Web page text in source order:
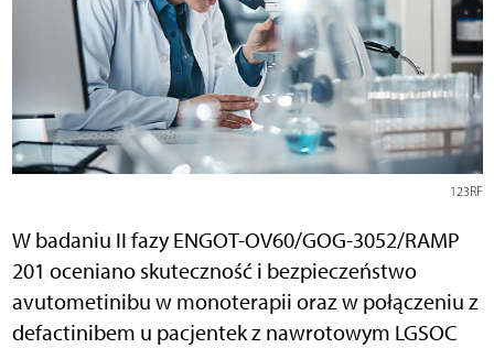
123RF
W badaniu II fazy ENGOT-OV60/GOG-3052/RAMP
201 oceniano skuteczność i bezpieczeństwo
avutometinibu w monoterapii oraz w połączeniu z
defactinibem u pacjentek z nawrotowym LGSOC